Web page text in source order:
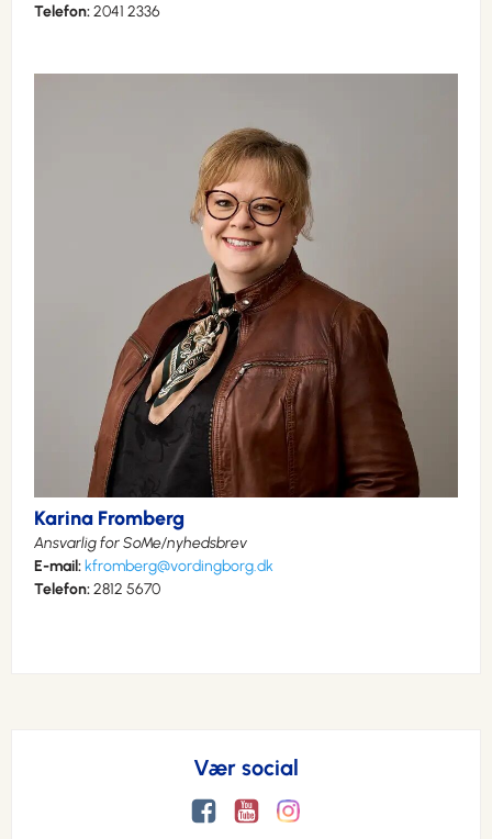
Telefon:2041 2336
Karina Fromberg
Ansvarlig for SoMe/nyhedsbrev
E-mail: kfromberg@vordingborg.dk
Telefon:2812 5670
Vær social